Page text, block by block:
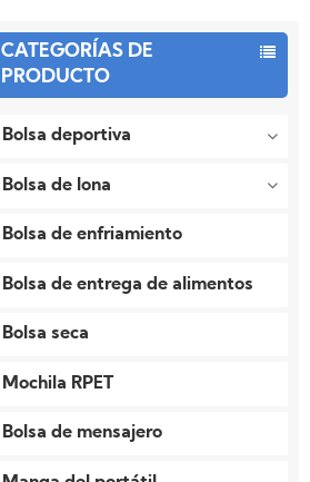
CATEGORÍAS DE
PRODUCTO
Bolsa deportiva
Bolsa de lona
Bolsa de enfriamiento
Bolsa de entrega de alimentos
Bolsa seca
Mochila RPET
Bolsa de mensajero